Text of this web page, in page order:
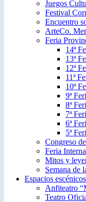
Juegos
Festival
Encuentro
ArteCo.
Feria
14ª
13ª
12ª
11ª
10ª
9ª
8ª
7ª
6ª
5ª
Congreso
Feria
Mitos y
Semana de
Espacios escénicos
Anfiteatro
Teatro